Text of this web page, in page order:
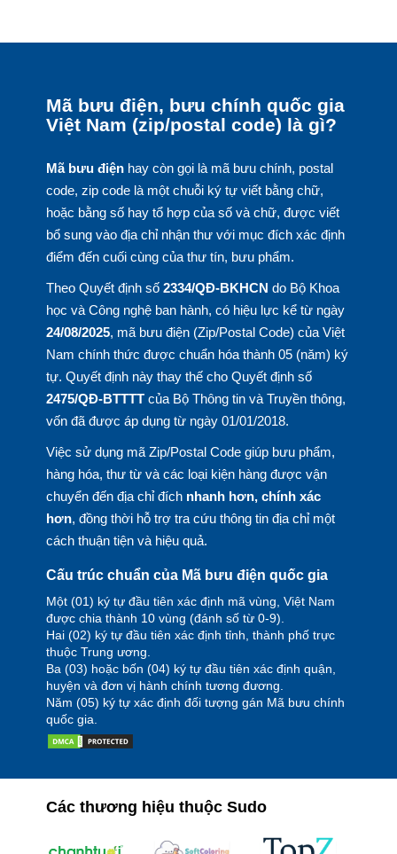
Mã bưu điện, bưu chính quốc gia
Việt Nam (zip/postal code) là gì?
Mã bưu điệnhay còn gọi là mã bưu chính, postal
code, zip code là một chuỗi ký tự viết bằng chữ,
hoặc bằng số hay tổ hợp của số và chữ, được viết
bổ sung vào địa chỉ nhận thư với mục đích xác định
điểm đến cuối cùng của thư tín, bưu phẩm.
Theo Quyết định số 2334/QĐ-BKHCN do Bộ Khoa
học và Công nghệ ban hành, có hiệu lực kể từ ngày
24/08/2025, mã bưu điện (Zip/Postal Code) của Việt
Nam chính thức được chuẩn hóa thành 05 (năm) ký
tự. Quyết định này thay thế cho Quyết định số
2475/QĐ-BTTTTcủa Bộ Thông tin và Truyền thông,
vốn đã được áp dụng từ ngày 01/01/2018.
Việc sử dụng mã Zip/Postal Code giúp bưu phẩm,
hàng hóa, thư từ và các loại kiện hàng được vận
chuyển đến địa chỉ đích nhanh hơn, chính xác
hơn, đồng thời hỗ trợ tra cứu thông tin địa chỉ một
cách thuận tiện và hiệu quả.
Cấu trúc chuẩn của Mã bưu điện quốc gia
Một (01) ký tự đầu tiên xác định mã vùng, Việt Nam
được chia thành 10 vùng (đánh số từ 0-9).
Hai (02) ký tự đầu tiên xác định tỉnh, thành phố trực
thuộc Trung ương.
Ba (03) hoặc bốn (04) ký tự đầu tiên xác định quận,
huyện và đơn vị hành chính tương đương.
Năm (05) ký tự xác định đối tượng gán Mã bưu chính
quốc gia.
Các thương hiệu thuộc Sudo